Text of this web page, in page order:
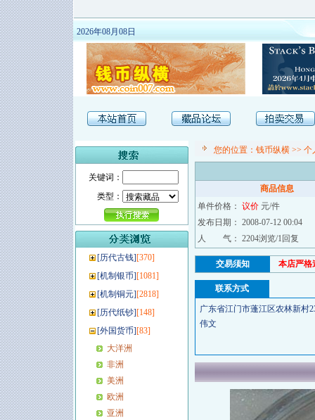
2026年08月08日
关键词：
类型：
[历代古钱][370]
[机制银币][1081]
[机制铜元][2818]
[历代纸钞][148]
[外国货币][83]
大洋洲
非洲
美洲
欧洲
亚洲
您的位置： 钱币纵横 >> 个
商品信息
单件价格： 议价 元/件
发布日期： 2008-07-12 00:04
人 气： 2204浏览/1回复
交易须知 本店严格
联系方式
广东省江门市蓬江区农林新村
伟文